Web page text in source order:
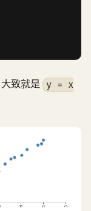
致就是 y = x